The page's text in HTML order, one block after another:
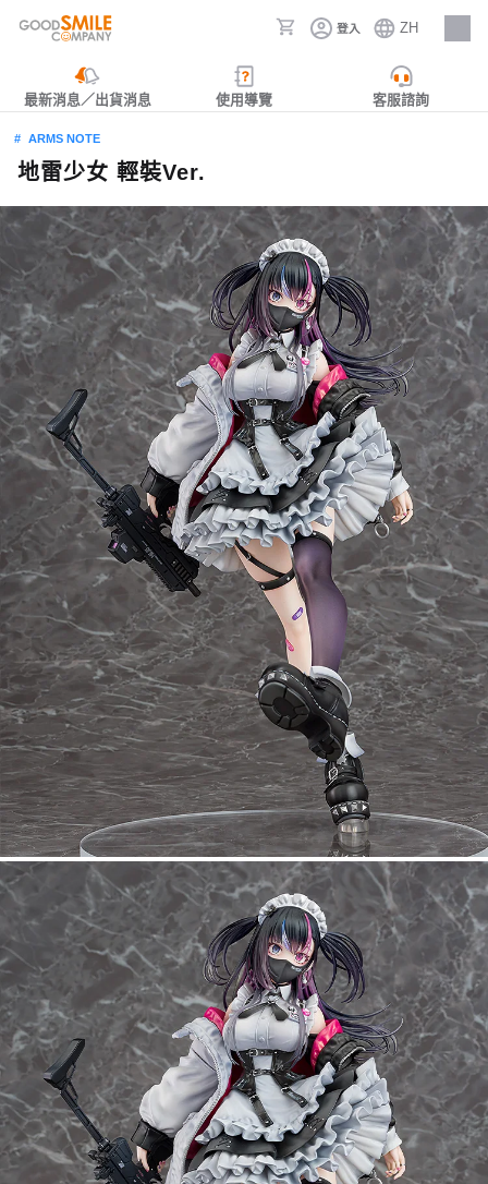
登入 ZH
人才招募
最新消息／出貨消息 使用導覽 客服諮詢
ARMS NOTE
地雷少女 輕裝Ver.